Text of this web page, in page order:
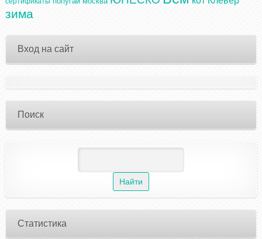
зима
Вход на сайт
Поиск
Статистика